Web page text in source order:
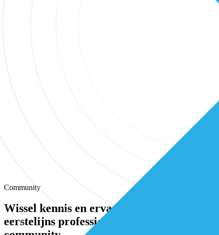
Community
Wissel kennis en ervaring uit met andere
eerstelijns professionals in onze